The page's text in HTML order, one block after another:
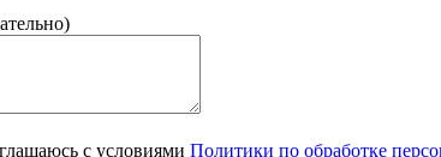
с условиями Политики по обработке